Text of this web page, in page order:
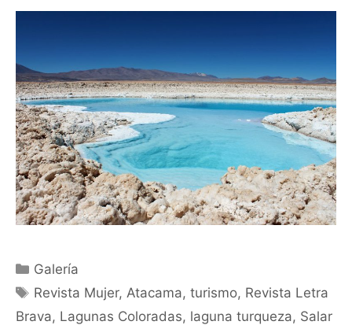
Galería
Revista Mujer, Atacama,turismo, Revista Letra
Brava, Lagunas Coloradas, laguna turqueza, Salar